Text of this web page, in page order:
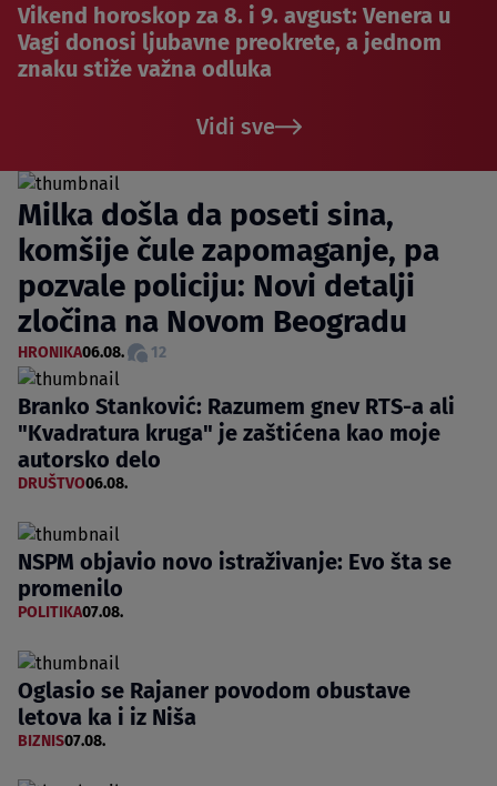
Vikend horoskop za 8. i 9. avgust: Venera u
Vagi donosi ljubavne preokrete, a jednom
znaku stiže važna odluka
Vidi sve
Milka došla da poseti sina,
komšije čule zapomaganje, pa
pozvale policiju: Novi detalji
zločina na Novom Beogradu
HRONIKA06.08. 12
Branko Stanković: Razumem gnev RTS-a ali
"Kvadratura kruga" je zaštićena kao moje
autorsko delo
DRUŠTVO06.08.
NSPM objavio novo istraživanje: Evo šta se
promenilo
POLITIKA07.08.
Oglasio se Rajaner povodom obustave
letova ka i iz Niša
BIZNIS07.08.